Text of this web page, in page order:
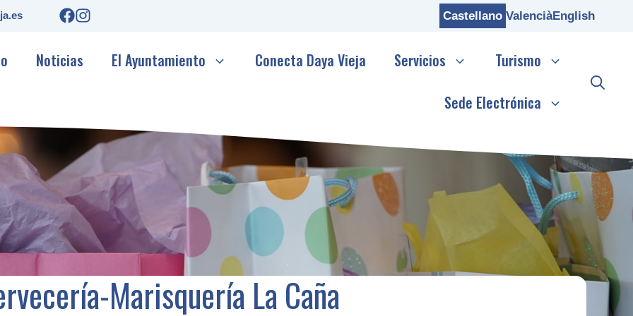
Castellano ValenciàEnglish
Noticias El Ayuntamiento Conecta Daya Vieja Servicios
Turismo
Sede Electrónica
Marisquería La Caña